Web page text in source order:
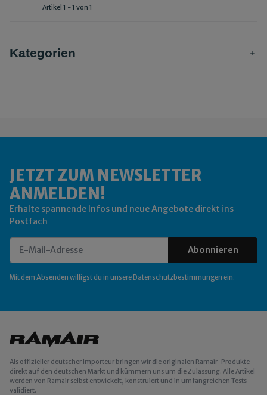
Artikel 1 - 1 von 1
Kategorien
JETZT ZUM NEWSLETTER
ANMELDEN!
Erhalte spannende Infos und neue Angebote direkt ins
Postfach
Abonnieren
Mit dem Absenden willigst du in unsere Datenschutzbestimmungen ein.
Als offizieller deutscher Importeur bringen wir die originalen Ramair-Produkte
direkt auf den deutschen Markt und kümmern uns um die Zulassung. Alle Artikel
werden von Ramair selbst entwickelt, konstruiert und in umfangreichen Tests
validiert.